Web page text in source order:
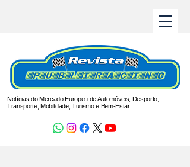
Notícias do Mercado Europeu de Automóveis, Desporto,
Transporte, Mobilidade, Turismo e Bem-Estar